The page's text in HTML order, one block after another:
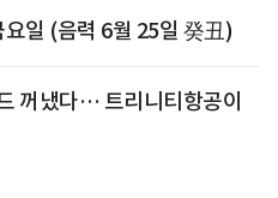
일 (음력 6월 25일 癸丑)
꺼냈다… 트리니티항공이